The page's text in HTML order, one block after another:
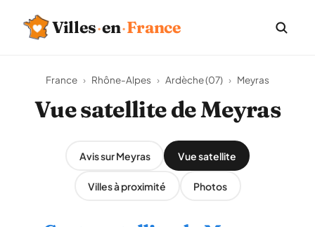
Villes·en·France
France › Rhône-Alpes › Ardèche (07) › Meyras
Vue satellite de Meyras
Avis sur Meyras Vue satellite
Villes à proximité Photos